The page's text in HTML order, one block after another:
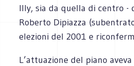
Illy, sia da quella di centro -
Roberto Dipiazza
elezioni del 2001 e
L’attuazione del piano